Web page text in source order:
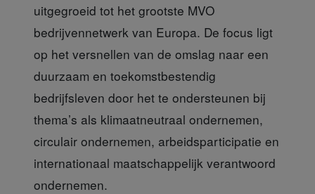
uitgegroeid tot het grootste MVO
bedrijvennetwerk van Europa. De focus ligt
op het versnellen van de omslag naar een
duurzaam en toekomstbestendig
bedrijfsleven door het te ondersteunen bij
thema’s als klimaatneutraal ondernemen,
circulair ondernemen, arbeidsparticipatie en
internationaal maatschappelijk verantwoord
ondernemen.